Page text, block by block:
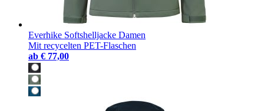
Everhike Softshelljacke Damen
Mit recycelten PET-Flaschen
ab € 77,00